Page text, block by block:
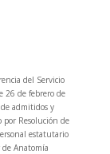
del Servicio
26 de febrero de
admitidos y
por Resolución de
estatutario
de Anatomía